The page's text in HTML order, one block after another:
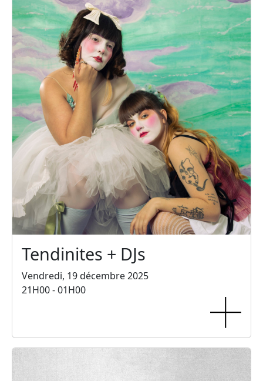
Tendinites + DJs
Vendredi, 19 décembre 2025
21H00 - 01H00